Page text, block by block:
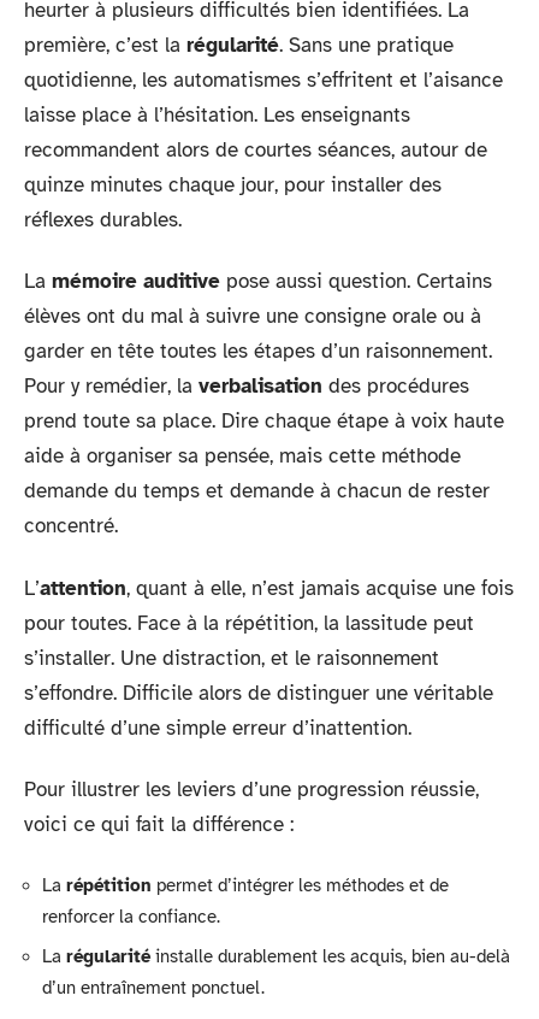
heurter à plusieurs difficultés bien identifiées. La
première, c’est la régularité. Sans une pratique
quotidienne, les automatismes s’effritent et l’aisance
laisse place à l’hésitation. Les enseignants
recommandent alors de courtes séances, autour de
quinze minutes chaque jour, pour installer des
réflexes durables.
La mémoire auditive pose aussi question. Certains
élèves ont du mal à suivre une consigne orale ou à
garder en tête toutes les étapes d’un raisonnement.
Pour y remédier, la verbalisation des procédures
prend toute sa place. Dire chaque étape à voix haute
aide à organiser sa pensée, mais cette méthode
demande du temps et demande à chacun de rester
concentré.
L’attention, quant à elle, n’est jamais acquise une fois
pour toutes. Face à la répétition, la lassitude peut
s’installer. Une distraction, et le raisonnement
s’effondre. Difficile alors de distinguer une véritable
difficulté d’une simple erreur d’inattention.
Pour illustrer les leviers d’une progression réussie,
voici ce qui fait la différence :
La répétition permet d’intégrer les méthodes et de
renforcer la confiance.
La régularitéinstalle durablement les acquis, bien au-delà
d’un entraînement ponctuel.